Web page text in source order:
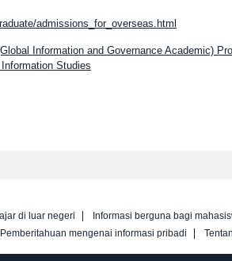
admissions_for_overseas.html
Information and Governance Academic)
Studies
di luar negeri Informasi berguna bagi
Pemberitahuan mengenai informasi pribadi